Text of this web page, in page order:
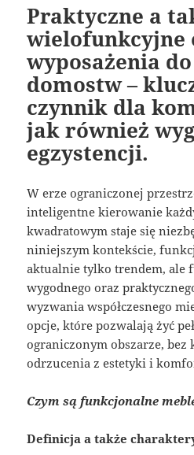
Praktyczne a
wielofunkcyjne
wyposażenia
domostw –
czynnik dla
jak również
egzystencji.
W erze ograniczonej
inteligentne kierowanie
kwadratowym staje się
niniejszym kontekście,
aktualnie tylko trendem, ale
wygodnego oraz
wyzwania współczesnego
opcje, które pozwalają żyć
ograniczonym obszarze, bez
odrzucenia z estetyki i
Czym są funkcjonalne
Definicja a także